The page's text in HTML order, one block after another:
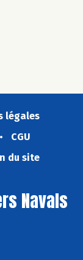
légales
CGU
du site
Navals